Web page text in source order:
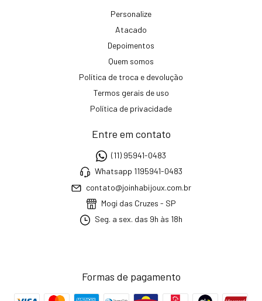
Personalize
Atacado
Depoimentos
Quem somos
Política de troca e devolução
Termos gerais de uso
Política de privacidade
Entre em contato
(11) 95941-0483
Whatsapp 1195941-0483
contato@joinhabijoux.com.br
Mogi das Cruzes - SP
Seg. a sex. das 9h às 18h
Formas de pagamento